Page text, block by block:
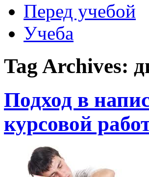
Перед учебой
Учеба
Tag Archives:
Подход в
курсовой